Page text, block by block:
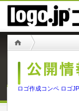
ロゴ作成コンペ ロゴ